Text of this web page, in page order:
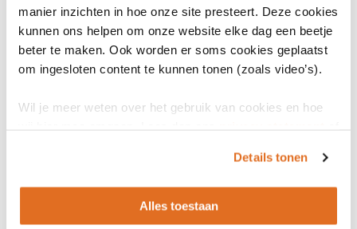
manier inzichten in hoe onze site presteert. Deze cookies
kunnen ons helpen om onze website elke dag een beetje
beter te maken. Ook worden er soms cookies geplaatst
om ingesloten content te kunnen tonen (zoals video’s).
Wil je meer weten over het gebruik van cookies en hoe
Details tonen
Alles toestaan
Actief
Eigenschappen
Indeling
Usecase Specifieke Afspraak